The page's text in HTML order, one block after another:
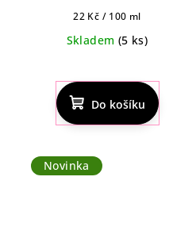
Měrná
22 Kč / 100 ml
Skladem (5 ks)
Do košíku
Novinka